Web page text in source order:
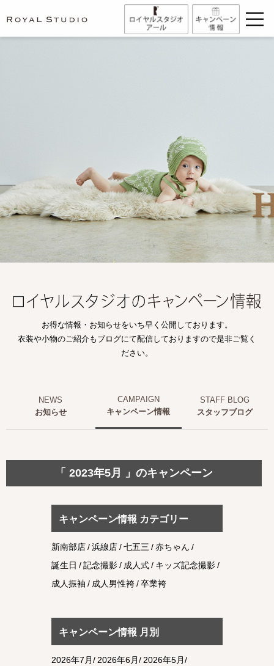
お得な情報・お知らせをいち早く公開しております。
衣装や小物のご紹介もブログにて配信しておりますので是非ご覧く
ださい。
お知らせ キャンペーン情報 スタッフブログ
「 2023年5月 」のキャンペーン
キャンペーン情報 カテゴリー
新南部店 浜線店 七五三
赤ちゃん
誕生日
記念撮影 成人式
キッズ記念撮影
成人振袖
成人男性袴 卒業袴
キャンペーン情報 月別
2026年7月 2026年6月
2026年5月